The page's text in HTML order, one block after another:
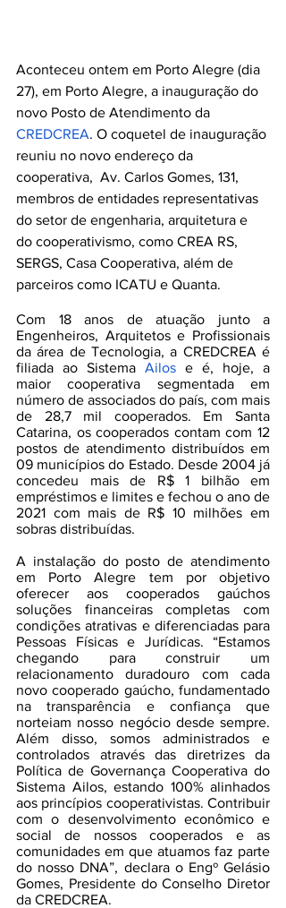
Aconteceu ontem em Porto Alegre (dia
27), em Porto Alegre, a inauguração do
novo Posto de Atendimento da
CREDCREA. O coquetel de inauguração
reuniu no novo endereço da
cooperativa,  Av. Carlos Gomes, 131,
membros de entidades representativas
do setor de engenharia, arquitetura e
do cooperativismo, como CREA RS,
SERGS, Casa Cooperativa, além de
parceiros como ICATU e Quanta.
Com 18 anos de atuação junto a
Engenheiros, Arquitetos e Profissionais
da área de Tecnologia, a CREDCREA é
filiada ao Sistema Ailos e é, hoje, a
maior cooperativa segmentada em
número de associados do país, com mais
de 28,7 mil cooperados. Em Santa
Catarina, os cooperados contam com 12
postos de atendimento distribuídos em
09 municípios do Estado. Desde 2004 já
concedeu mais de R$ 1 bilhão em
empréstimos e limites e fechou o ano de
2021 com mais de R$ 10 milhões em
sobras distribuídas.
A instalação do posto de atendimento
em Porto Alegre tem por objetivo
oferecer aos cooperados gaúchos
soluções financeiras completas com
condições atrativas e diferenciadas para
Pessoas Físicas e Jurídicas. “Estamos
chegando para construir um
relacionamento duradouro com cada
novo cooperado gaúcho, fundamentado
na transparência e confiança que
norteiam nosso negócio desde sempre.
Além disso, somos administrados e
controlados através das diretrizes da
Política de Governança Cooperativa do
Sistema Ailos, estando 100% alinhados
aos princípios cooperativistas. Contribuir
com o desenvolvimento econômico e
social de nossos cooperados e as
comunidades em que atuamos faz parte
do nosso DNA”, declara o Engº Gelásio
Gomes, Presidente do Conselho Diretor
da CREDCREA.